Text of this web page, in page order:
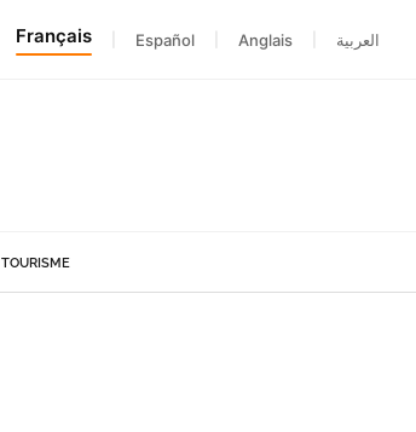
Français Español Anglais العربية
TOURISME